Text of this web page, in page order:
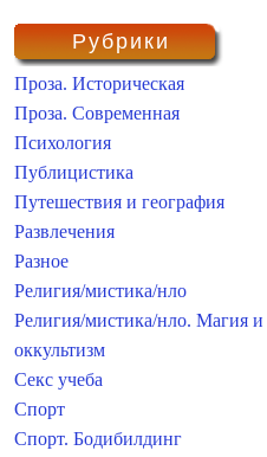
Рубрики
Проза. Историческая
Проза. Современная
Психология
Публицистика
Путешествия и география
Развлечения
Разное
Религия/мистика/нло
Религия/мистика/нло. Магия и
оккультизм
Секс учеба
Спорт
Спорт. Бодибилдинг